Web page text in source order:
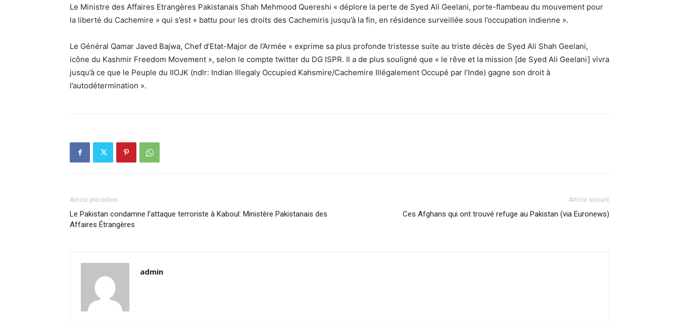
Le Ministre des Affaires Etrangères Pakistanais Shah Mehmood Quereshi « déplore la perte de Syed Ali Geelani, porte-flambeau du mouvement pour
la liberté du Cachemire » qui s’est « battu pour les droits des Cachemiris jusqu’à la fin, en résidence surveillée sous l’occupation indienne ».
Le Général Qamar Javed Bajwa, Chef d’Etat-Major de l’Armée « exprime sa plus profonde tristesse suite au triste décès de Syed Ali Shah Geelani,
icône du Kashmir Freedom Movement », selon le compte twitter du DG ISPR. Il a de plus souligné que « le rêve et la mission [de Syed Ali Geelani] vivra
jusqu’à ce que le Peuple du IIOJK (ndlr: Indian Illegaly Occupied Kahsmire/Cachemire Illégalement Occupé par l’Inde) gagne son droit à
l’autodétermination ».
Article précédent
Le Pakistan condamne l’attaque terroriste à Kaboul: Ministère Pakistanais des
Affaires Étrangères
Article suivant
Ces Afghans qui ont trouvé refuge au Pakistan (via Euronews)
admin